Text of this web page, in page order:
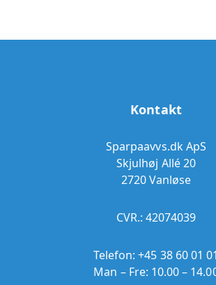
Kontakt
Sparpaavvs.dk ApS
Skjulhøj Allé 20
2720 Vanløse
CVR.: 42074039
Telefon:+45 38 60 01 01
Man – Fre: 10.00 –